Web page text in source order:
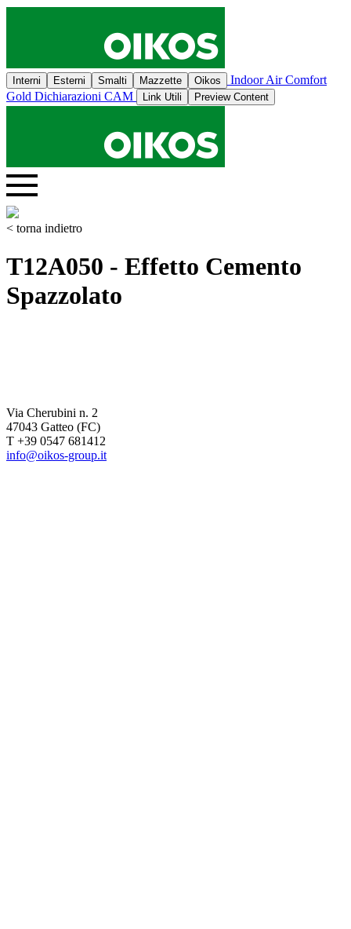
Interni Esterni Smalti Mazzette Oikos
Indoor Air Comfort
Gold Dichiarazioni CAM Link Utili Preview Content
< torna indietro
T12A050 - Effetto Cemento
Spazzolato
Via Cherubini n. 2
47043 Gatteo (FC)
T +39 0547 681412
info@oikos-group.it